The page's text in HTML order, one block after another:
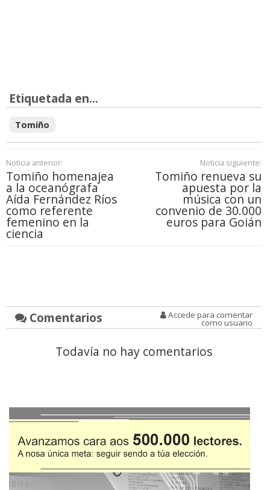
Etiquetada en...
Tomiño
Noticia anterior:
Tomiño homenajea
a la oceanógrafa
Aída Fernández Ríos
como referente
femenino en la
ciencia
Noticia siguiente:
Tomiño renueva su
apuesta por la
música con un
convenio de 30.000
euros para Goián
Comentarios Accede para comentar
como usuario
Todavía no hay comentarios